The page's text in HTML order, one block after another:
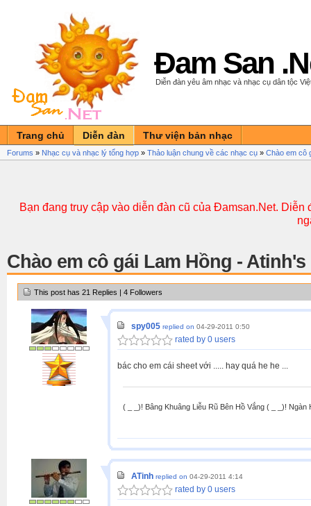
Đam San
Diễn đàn yêu âm nhạc và nhạc cụ dân tộc
Trang chủ Diễn đàn Thư viện bản nhạc
Forums » Nhạc cụ và nhạc lý tổng hợp » Thảo luận chung về các nhạc cụ » Chào em cô
Bạn đang truy cập vào diễn đàn cũ của Đamsan.Net.
Chào em cô gái Lam Hồng - Atinh's
This post has 21 Replies | 4 Followers
spy005 replied on 04-29-2011 0:50
rated by 0 users
bác cho em cái sheet với ..... hay quá he he ...
( _ _)! Bâng Khuâng Liễu Rũ Bên Hồ Vắng ( _ _)!
ATinh replied on 04-29-2011 4:14
rated by 0 users